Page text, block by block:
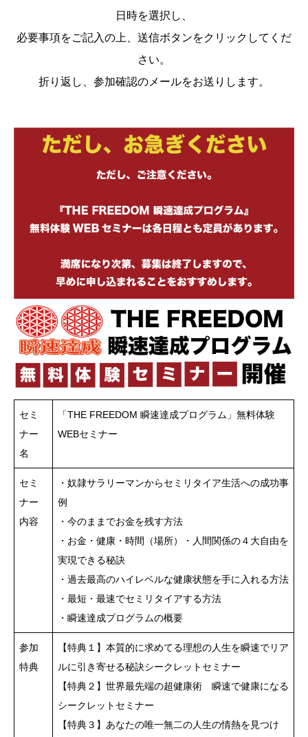
日時を選択し、
必要事項をご記入の上、送信ボタンをクリックしてくだ
さい。
折り返し、参加確認のメールをお送りします。
セミ
ナー
名
「THE FREEDOM 瞬速達成プログラム」無料体験
WEBセミナー
セミ
ナー
内容
・奴隷サラリーマンからセミリタイア生活への成功事
例
・今のままでお金を残す方法
・お金・健康・時間（場所）・人間関係の４大自由を
実現できる秘訣
・過去最高のハイレベルな健康状態を手に入れる方法
・最短・最速でセミリタイアする方法
・瞬速達成プログラムの概要
参加
特典
【特典１】本質的に求めてる理想の人生を瞬速でリア
ルに引き寄せる秘訣シークレットセミナー
【特典２】世界最先端の超健康術 瞬速で健康になる
シークレットセミナー
【特典３】あなたの唯一無二の人生の情熱を見つけ